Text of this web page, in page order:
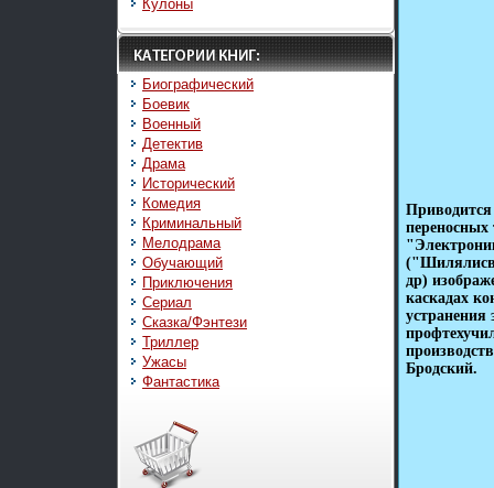
Кулоны
Биографический
Боевик
Военный
Детектив
Драма
Исторический
Комедия
Криминальный
Мелодрама
Обучающий
Приключения
Сериал
Сказка/Фэнтези
Триллер
Ужасы
Фантастика
Приводится
др)
каскадах
устранения
Бродский.